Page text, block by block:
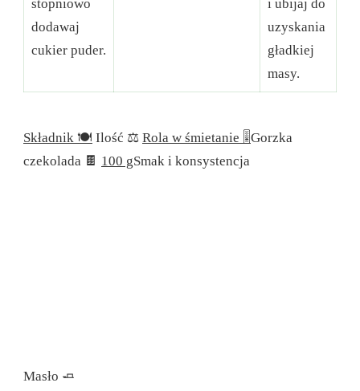
stopniowo
dodawaj
cukier puder.
i ubijaj do
uzyskania
gładkiej
masy.
Składnik 🍽 Ilość ⚖️ Rola w śmietanie 🎚Gorzka
czekolada 🍫 100 gSmak i konsystencja
Masło 🧈